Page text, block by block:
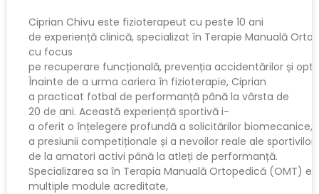
Ciprian Chivu este fizioterapeut cu peste 10 ani
de experiență clinică, specializat în Terapie Manuală
cu focus
pe recuperare funcțională, prevenția accidentărilor și
Înainte de a urma cariera în fizioterapie, Ciprian
a practicat fotbal de performanță până la vârsta de
20 de ani. Această experiență sportivă i-
a oferit o înțelegere profundă a solicitărilor biomecanice,
a presiunii competiționale și a nevoilor reale ale
de la amatori activi până la atleți de performanță.
Specializarea sa în Terapia Manuală Ortopedică (OMT)
multiple module acreditate,